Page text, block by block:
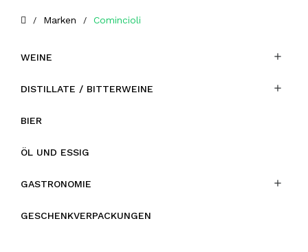
Marken Comincioli
WEINE 
DISTILLATE / BITTERWEINE 
BIER
ÖL UND ESSIG
GASTRONOMIE 
GESCHENKVERPACKUNGEN